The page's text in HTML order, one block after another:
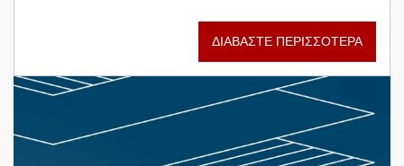
ΔΙΑΒΑΣΤΕ ΠΕΡΙΣΣΟΤΕΡΑ